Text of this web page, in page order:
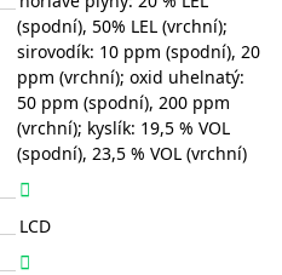
(spodní), 50% LEL (vrchní);
sirovodík: 10 ppm (spodní), 20
ppm (vrchní); oxid uhelnatý:
50 ppm (spodní), 200 ppm
(vrchní); kyslík: 19,5 % VOL
(spodní), 23,5 % VOL (vrchní)
LCD